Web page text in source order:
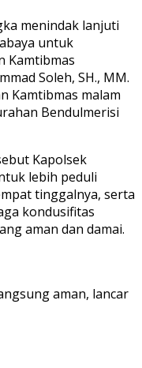
menindak lanjuti
untuk
Kamtibmas
Soleh, SH., MM.
Kamtibmas malam
Bendulmerisi
Kapolsek
lebih peduli
tinggalnya, serta
kondusifitas
aman dan damai.
aman, lancar